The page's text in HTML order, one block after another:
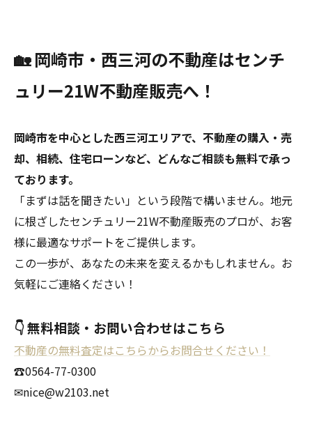
🏡 岡崎市・西三河の不動産はセンチ
ュリー21W不動産販売へ！
岡崎市を中心とした西三河エリアで、不動産の購入・売
却、相続、住宅ローンなど、どんなご相談も無料で承っ
ております。
「まずは話を聞きたい」という段階で構いません。地元
に根ざしたセンチュリー21W不動産販売のプロが、お客
様に最適なサポートをご提供します。
この一歩が、あなたの未来を変えるかもしれません。お
気軽にご連絡ください！
👇 無料相談・お問い合わせはこちら
不動産の無料査定はこちらからお問合せください！
☎0564-77-0300
✉nice@w2103.net